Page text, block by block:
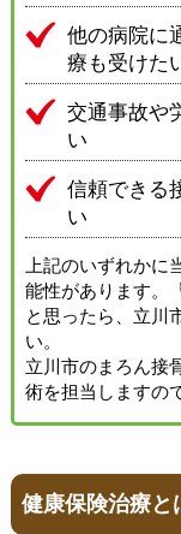
他の病院に
療も受けた
交通事故や
い
信頼できる
い
上記のいずれか
能性があります。
と思ったら、立川
い。
立川市のまろん接
術を担当しますの
健康保険治療と